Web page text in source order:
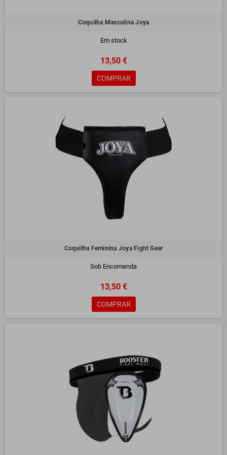
Coquilha Masculina Joya
Em stock
13,50 €
COMPRAR
Coquilha Feminina Joya Fight Gear
Sob Encomenda
13,50 €
COMPRAR